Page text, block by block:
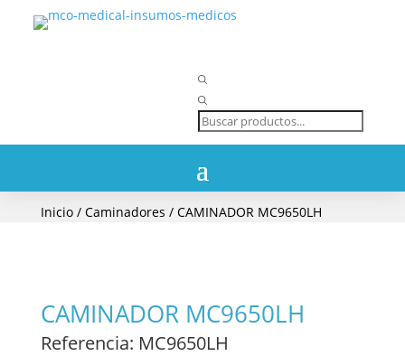
Búsqueda
de
Inicio/ Caminadores / CAMINADOR MC9650LH
CAMINADOR MC9650LH
Referencia: MC9650LH